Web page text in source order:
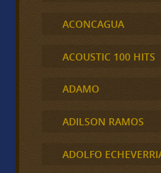
ACONCAGUA
ACOUSTIC 100 HITS
ADAMO
ADILSON RAMOS
ADOLFO